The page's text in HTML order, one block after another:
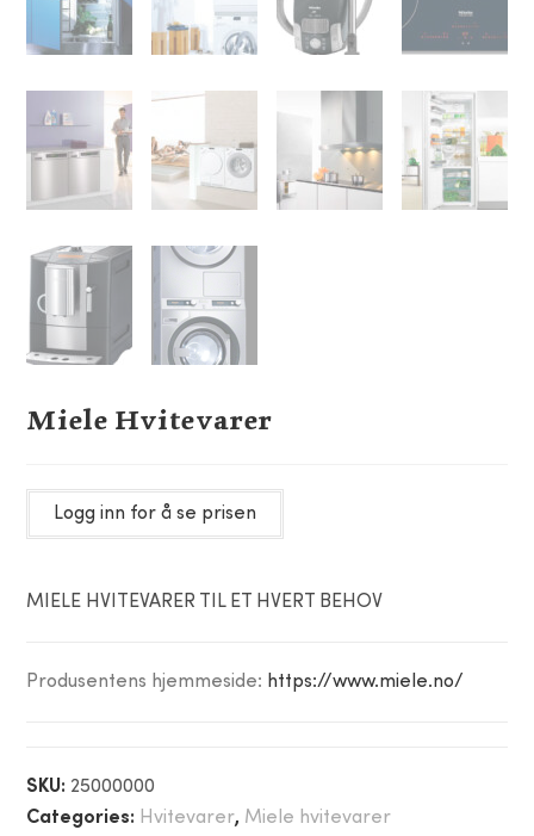
Miele Hvitevarer
Logg inn for å se prisen
MIELE HVITEVARER TIL ET HVERT BEHOV
Produsentens hjemmeside: https://www.miele.no/
SKU: 25000000
Categories: Hvitevarer, Miele hvitevarer